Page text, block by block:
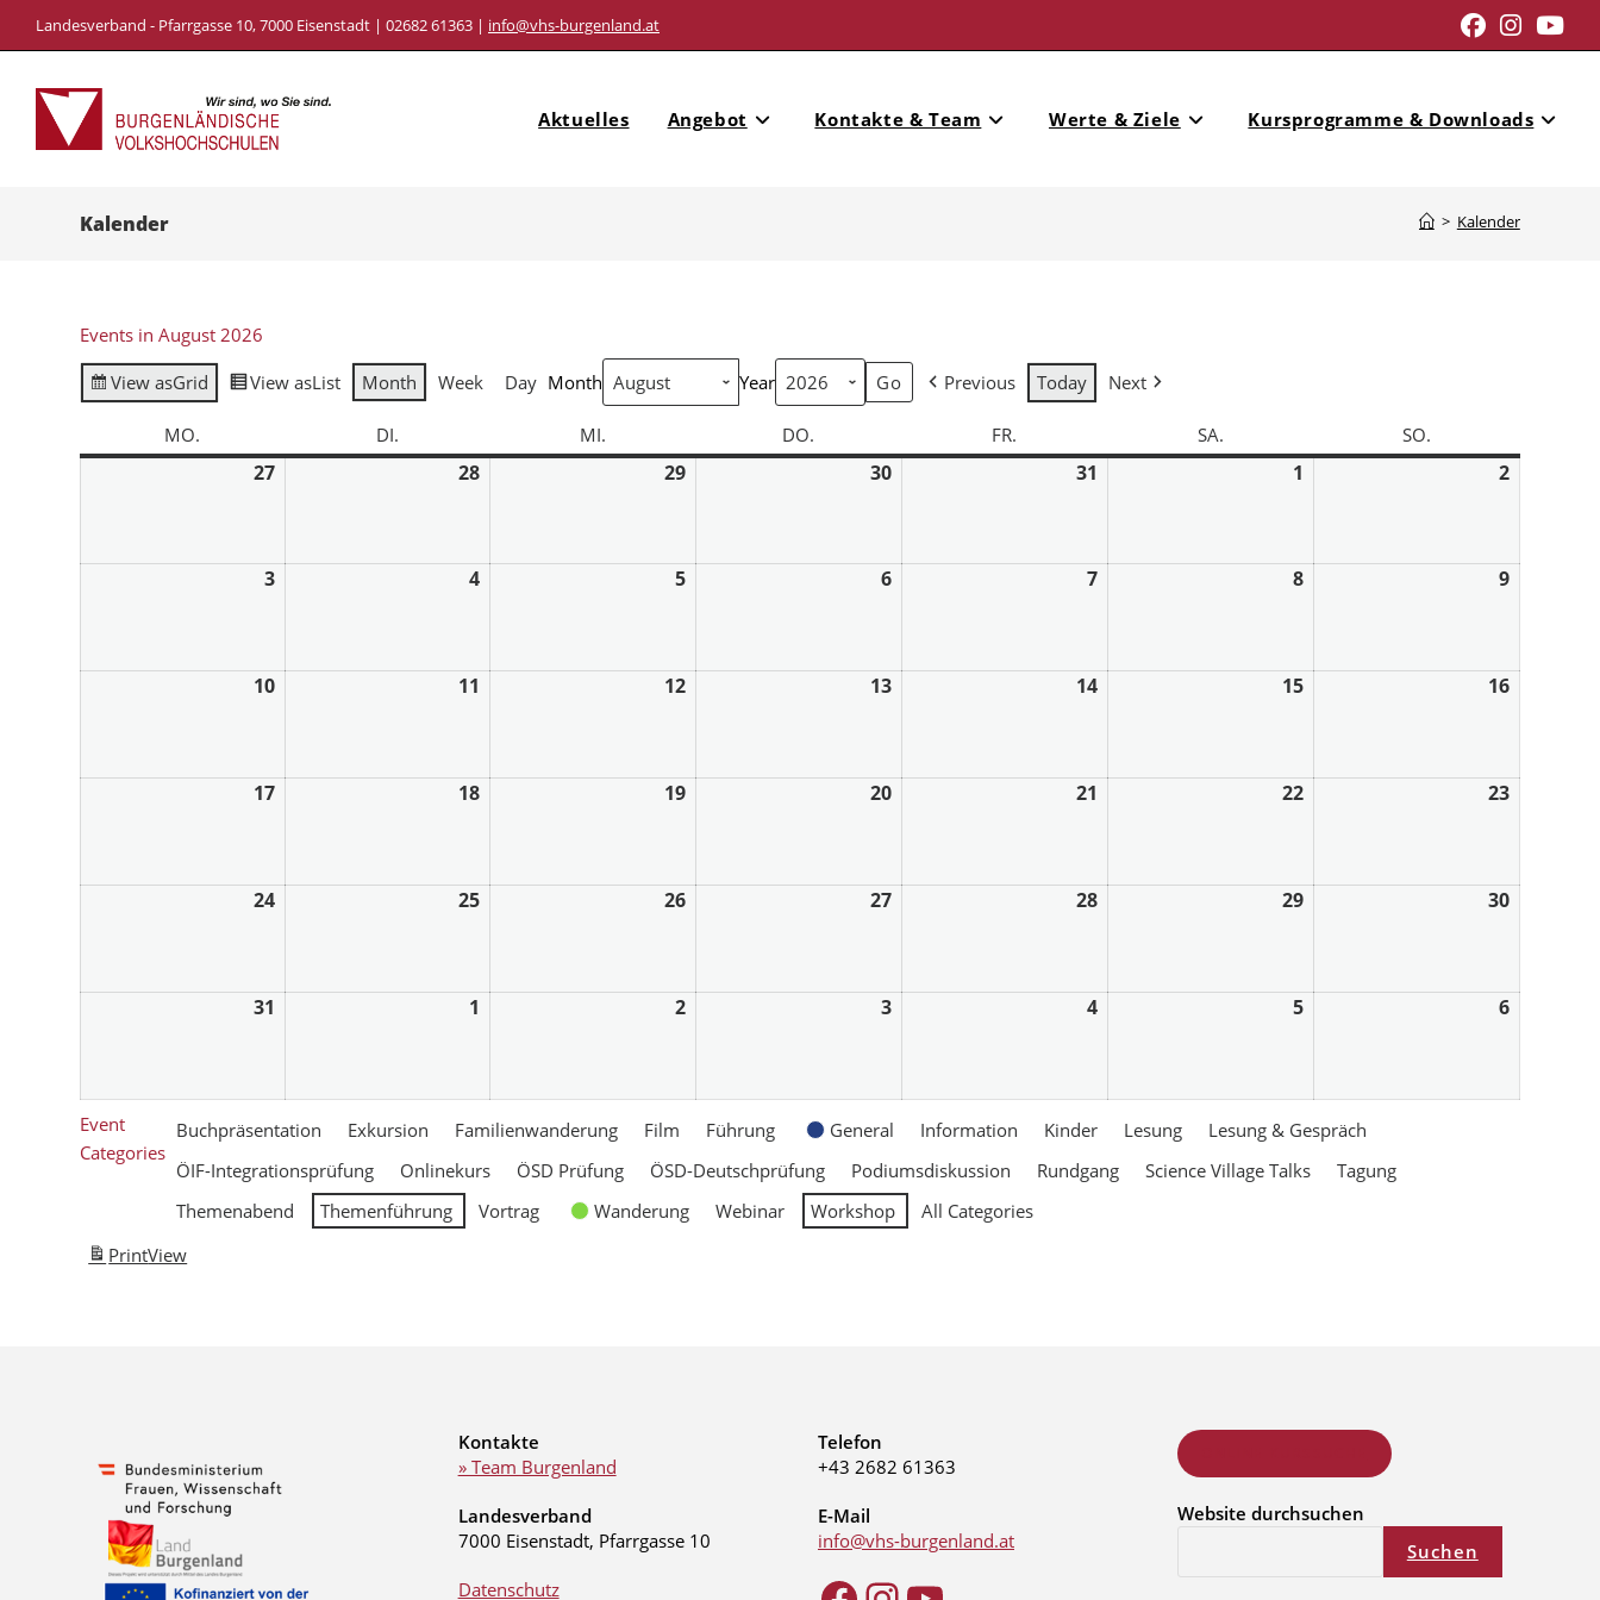
Landesverband - Pfarrgasse 10, 7000 Eisenstadt | 02682 61363 | info@vhs-burgenland.at
Aktuelles Angebot Kontakte & Team Werte & Ziele Kursprogramme & Downloads
Kalender > Kalender
Events in August 2026
View asGrid View asList Month Week Day Month Year Previous Today Next
MO. DI. MI. DO. FR. SA. SO.
27 28 29 30 31 1 2
3 4 5 6 7 8 9
10 11 12 13 14 15 16
17 18 19 20 21 22 23
24 25 26 27 28 29 30
31 1 2 3 4 5 6
Event
Categories
Buchpräsentation Exkursion Familienwanderung Film Führung General Information Kinder Lesung
Lesung & Gespräch
ÖIF-Integrationsprüfung
Onlinekurs ÖSD Prüfung ÖSD-Deutschprüfung Podiumsdiskussion Rundgang Science Village Talks
Tagung
Themenabend
Themenführung Vortrag Wanderung Webinar Workshop
All Categories
PrintView
Kontakte
» Team Burgenland
Landesverband
7000 Eisenstadt, Pfarrgasse 10
Datenschutz
Telefon
+43 2682 61363
E-Mail
info@vhs-burgenland.at
Website durchsuchen
Suchen